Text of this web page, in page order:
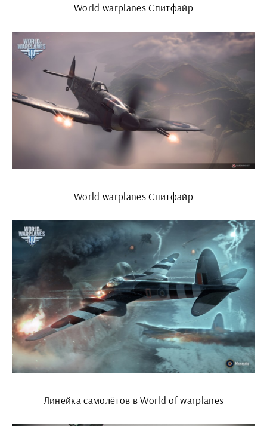
World warplanes Спитфайр
World warplanes Спитфайр
Линейка самолётов в World of warplanes